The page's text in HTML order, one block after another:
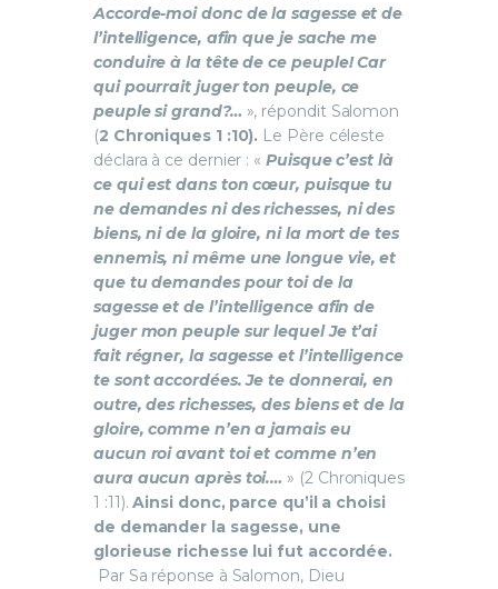
Accorde-moi donc de la sagesse et de
l’intelligence, afin que je sache me
conduire à la tête de ce peuple! Car
qui pourrait juger ton peuple, ce
peuple si grand?… », répondit Salomon
(2 Chroniques 1 :10). Le Père céleste
déclara à ce dernier : « Puisque c’est là
ce qui est dans ton cœur, puisque tu
ne demandes ni des richesses, ni des
biens, ni de la gloire, ni la mort de tes
ennemis, ni même une longue vie, et
que tu demandes pour toi de la
sagesse et de l’intelligence afin de
juger mon peuple sur lequel Je t’ai
fait régner, la sagesse et l’intelligence
te sont accordées. Je te donnerai, en
outre, des richesses, des biens et de la
gloire, comme n’en a jamais eu
aucun roi avant toi et comme n’en
aura aucun après toi.… » (2 Chroniques
1 :11).Ainsi donc, parce qu’il a choisi
de demander la sagesse, une
glorieuse richesse lui fut accordée.
Par Sa réponse à Salomon, Dieu